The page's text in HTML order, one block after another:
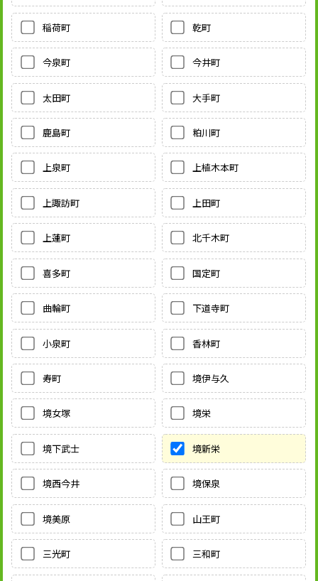
稲荷町 乾町
今泉町 今井町
太田町 大手町
鹿島町 粕川町
上泉町 上植木本町
上諏訪町 上田町
上蓮町 北千木町
喜多町 国定町
曲輪町 下道寺町
小泉町 香林町
寿町 境伊与久
境女塚 境栄
境下武士 境新栄
境西今井 境保泉
境美原 山王町
三光町 三和町